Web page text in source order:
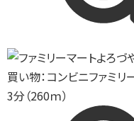
買い物：コンビニファミ
3分（260ｍ）